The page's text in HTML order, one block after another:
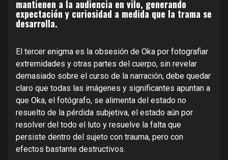
mantienen a la audiencia en vilo, generando
expectación y curiosidad a medida que la trama se
desarrolla.
El tercer enigma es la obsesión de Oka por fotografiar
extremidades y otras partes del cuerpo, sin revelar
demasiado sobre el curso de la narración, debe quedar
claro que todas las imágenes y significantes apuntan a
que Oka, el fotógrafo, se alimenta del estado no
resuelto de la pérdida subjetiva, el estado aún por
resolver del todo el luto y resuelve la falta que
persiste dentro del sujeto con trauma, pero con
efectos bastante destructivos.